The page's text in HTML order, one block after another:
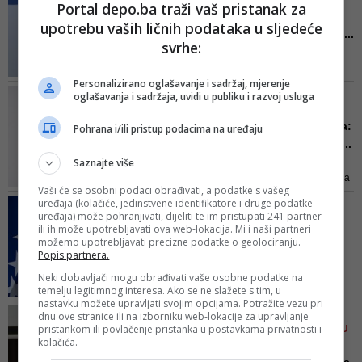
i veterani Domovinskog rata
naziva izdajnicima, napisala je
Diana Zelenika: Da su
izbori regularni, čestitala ...
Hrvatske su izravno stali na
stranu Hrvatske demokratske
time generirali hrvatsko biračko
tijelo. Da nije bilo tako, rezultati bi
PLJUŠTE OPTUŽBE NA SVE
Diana Zelenika upozorava:
Ponovo će zlo ući u Pred...
potpredsjednik hrvatskog Sabora
gosp. Milijan Brkić surovo i drsko
utječe na izborni rezultat i isti
kreira izbornim inženjeringom
putem takozvanih dopisnih
BiH, upozorava Zelenika
BURNA RASPRAVA NA
SJEDNICI PREDSTAVNIČKOG
DOMA BIH
Prihvaćena hitna
dopuna Zakona...
Saša Magazinović (SDPBiH)
istakao je da su prevareni svi, i
oni koji su bili za akcize i oni koji
SLAVO KUKIĆ ANALIZIRA
PRETENDENTE ZA HRVATSKU
Portal depo.ba traži vaš pristanak za
upotrebu vaših ličnih podataka u sljedeće
svrhe:
Personalizirano oglašavanje i sadržaj, mjerenje
oglašavanja i sadržaja, uvidi u publiku i razvoj usluga
Pohrana i/ili pristup podacima na uređaju
Saznajte više
Vaši će se osobni podaci obrađivati, a podatke s vašeg
uređaja (kolačiće, jedinstvene identifikatore i druge podatke
uređaja) može pohranjivati, dijeliti te im pristupati 241 partner
ili ih može upotrebljavati ova web-lokacija. Mi i naši partneri
možemo upotrebljavati precizne podatke o geolociranju.
Popis partnera.
Neki dobavljači mogu obrađivati vaše osobne podatke na
temelju legitimnog interesa. Ako se ne slažete s tim, u
nastavku možete upravljati svojim opcijama. Potražite vezu pri
dnu ove stranice ili na izborniku web-lokacije za upravljanje
pristankom ili povlačenje pristanka u postavkama privatnosti i
kolačića.